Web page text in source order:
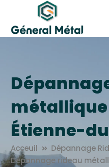
Étienne-
Acceuil
Dépannage
Dépannage rideau